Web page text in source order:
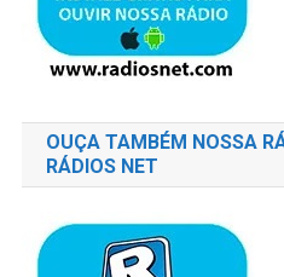
OUÇA TAMBÉM NOSSA
RÁDIOS NET